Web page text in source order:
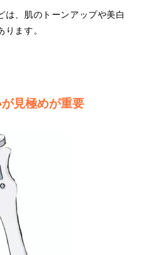
は、肌のトーンアップや美白
ます。
見極めが重要